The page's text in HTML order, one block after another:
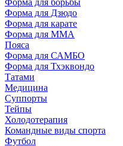
Форма для борьбы
Форма для Дзюдо
Форма для карате
Форма для MMA
Пояса
Форма для САМБО
Форма для Тхэквондо
Татами
Медицина
Суппорты
Тейпы
Холодотерапия
Командные виды спорта
Футбол